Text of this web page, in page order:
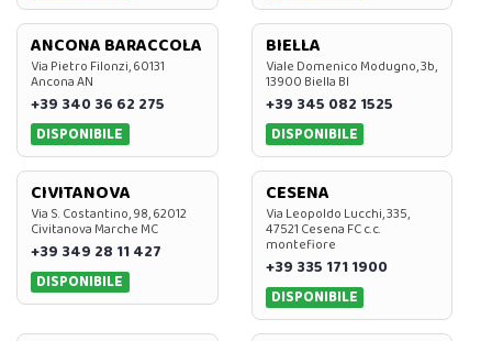
ANCONA BARACCOLA
Via Pietro Filonzi, 60131
Ancona AN
+39 340 36 62 275
DISPONIBILE
BIELLA
Viale Domenico Modugno, 3b,
13900 Biella BI
+39 345 082 1525
DISPONIBILE
CIVITANOVA
Via S. Costantino, 98, 62012
Civitanova Marche MC
+39 349 28 11 427
DISPONIBILE
CESENA
Via Leopoldo Lucchi, 335,
47521 Cesena FC c.c.
montefiore
+39 335 171 1900
DISPONIBILE